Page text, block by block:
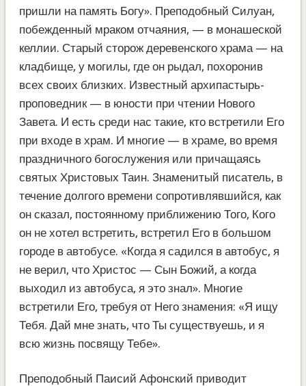
пришли на память Богу». Преподобный Силуан,
побежденный мраком отчаяния, — в монашеской
келлии. Старый сторож деревенского храма — на
кладбище, у могилы, где он рыдал, похоронив
всех своих близких. Известный архипастырь-
проповедник — в юности при чтении Нового
Завета. И есть среди нас такие, кто встретили Его
при входе в храм. И многие — в храме, во время
праздничного богослужения или причащаясь
святых Христовых Таин. Знаменитый писатель, в
течение долгого времени сопротивлявшийся, как
он сказал, постоянному приближению Того, Кого
он не хотел встретить, встретил Его в большом
городе в автобусе. «Когда я садился в автобус, я
не верил, что Христос — Сын Божий, а когда
выходил из автобуса, я это знал». Многие
встретили Его, требуя от Него знамения: «Я ищу
Тебя. Дай мне знать, что Ты существуешь, и я
всю жизнь посвящу Тебе».
Преподобный Паисий Афонский приводит